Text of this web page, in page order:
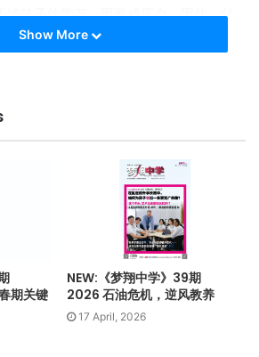
涉孩子的学习，而形成压力。因此，父
慢地让孩子学会自我管理和自律的态
不能完全反映孩子的能力。向孩子了解
分数，即可看到整体同学的程度，知道
置。如：孩子的数学考获75分，而班上
是50分，由此可见，孩子的程度并不
力
Show More
期关键
NEW:《梦翔中学》39期
2026 石油危机，逆风教养
17 April, 2026